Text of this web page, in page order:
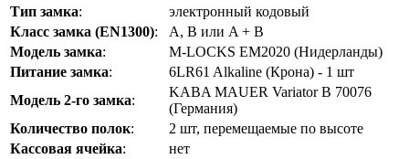
Тип замка:
электронный кодовый
Класс замка (EN1300):
A, B или A + B
Модель замка:
M-LOCKS EM2020 (Нидерланды)
Питание замка:
6LR61 Alkaline (Крона) - 1 шт
Модель 2-го замка:
KABA MAUER Variator B 70076
(Германия)
Количество полок:
2 шт, перемещаемые по высоте
Кассовая ячейка:
нет